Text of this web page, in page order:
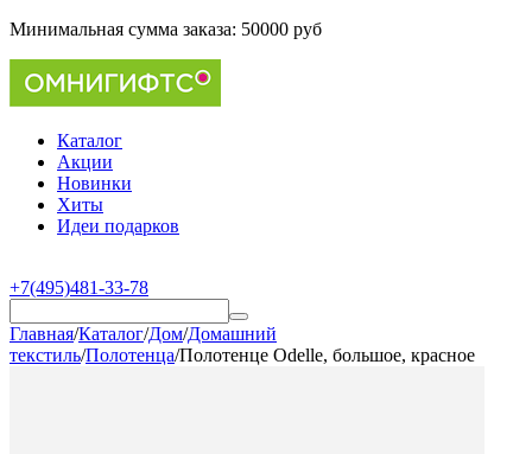
Минимальная сумма заказа: 50000 руб
Каталог
Акции
Новинки
Хиты
Идеи подарков
+7(495)481-33-78
Главная/Каталог/Дом/Домашний
текстиль/Полотенца/Полотенце Odelle, большое, красное